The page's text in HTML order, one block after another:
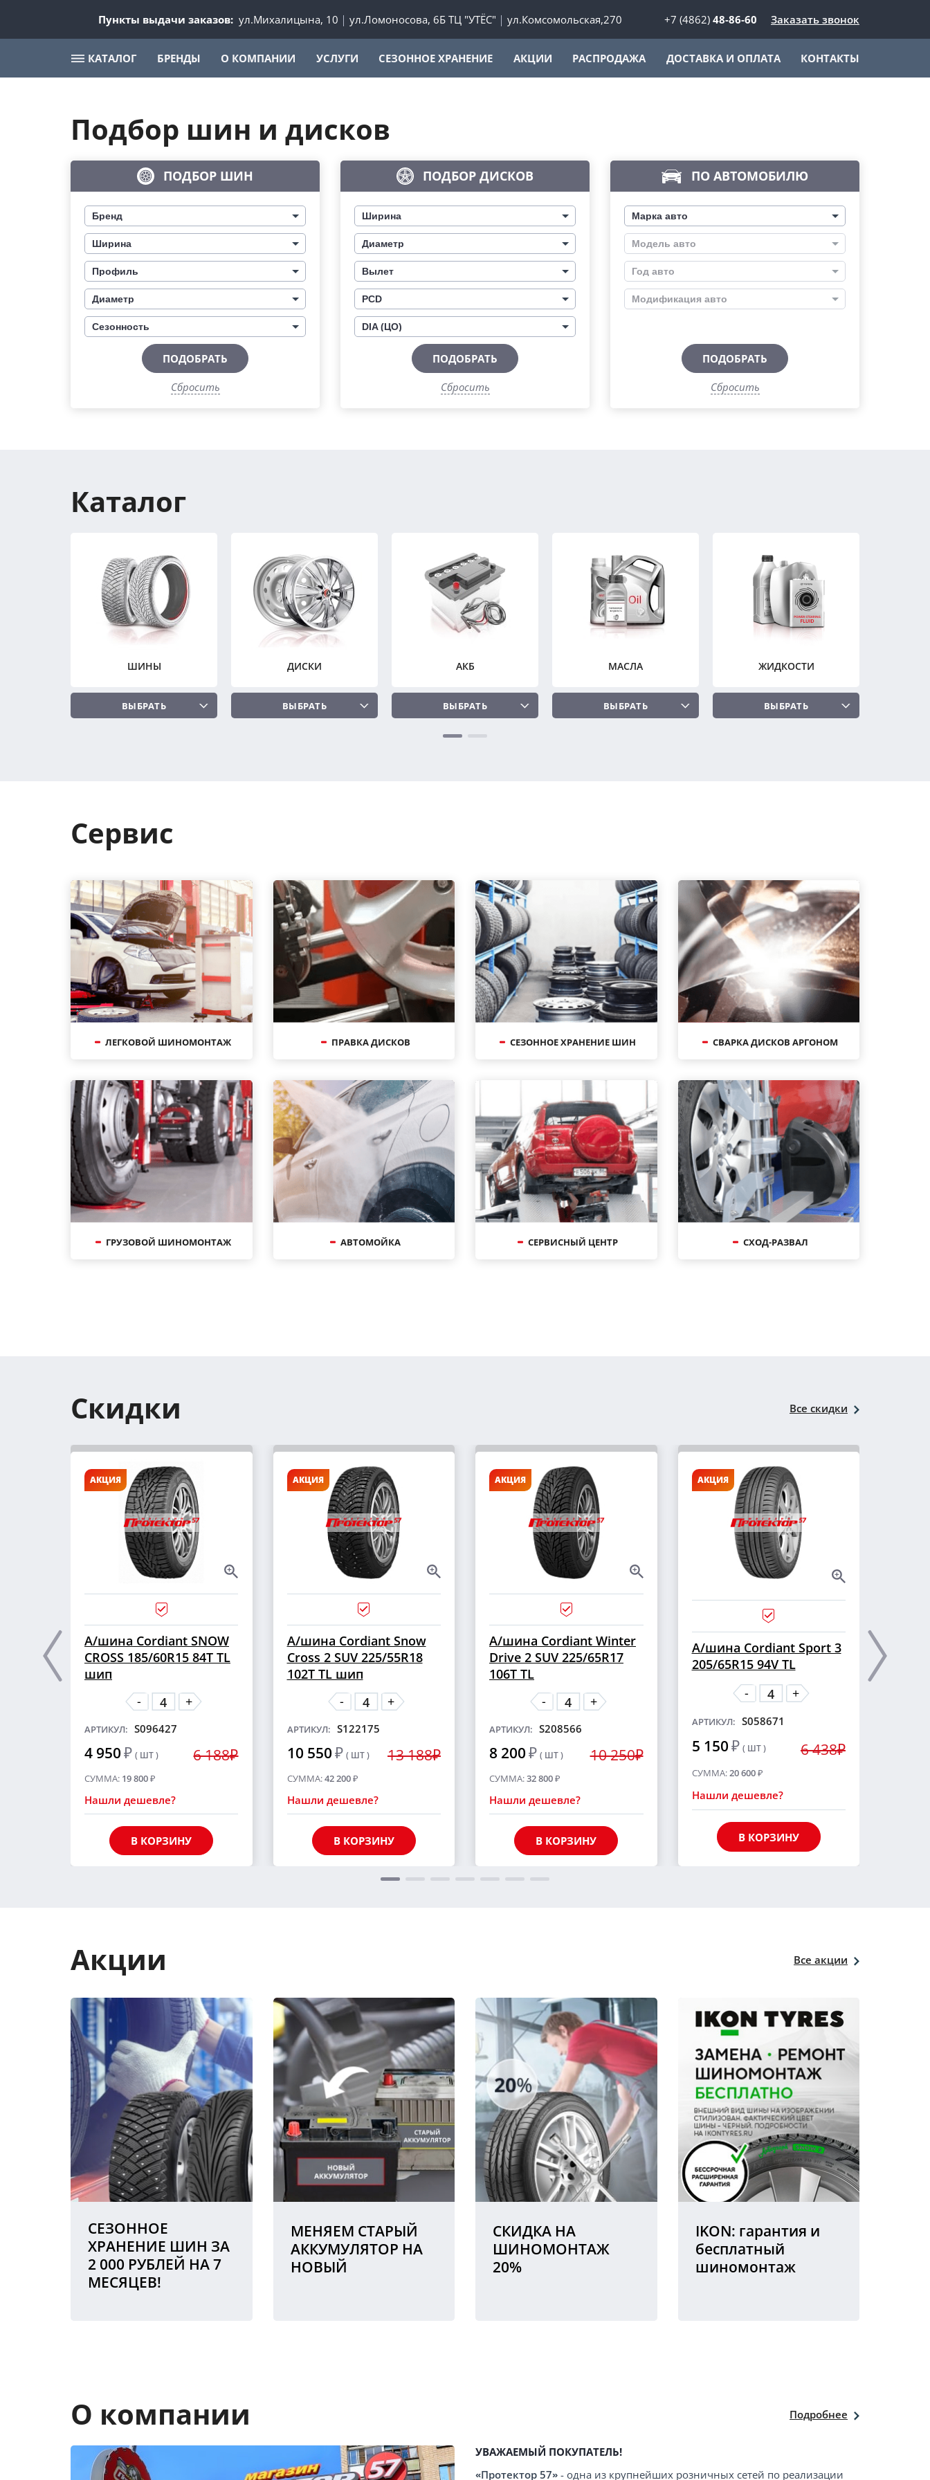
Пункты выдачи заказов: ул.Михалицына, 10 ул.Ломоносова, 6Б ТЦ "УТЁС" ул.Комсомольская,270 +7 (4862) 48-86-60 Заказать звонок
КАТАЛОГ БРЕНДЫ О КОМПАНИИ УСЛУГИ СЕЗОННОЕ ХРАНЕНИЕ АКЦИИ РАСПРОДАЖА ДОСТАВКА И ОПЛАТА КОНТАКТЫ
Подбор шин и дисков
ПОДБОР ШИН
Бренд
Ширина
Профиль
Диаметр
Сезонность
ПОДОБРАТЬ
Сбросить
ПОДБОР ДИСКОВ
Ширина
Диаметр
Вылет
PCD
DIA (ЦО)
ПОДОБРАТЬ
Сбросить
ПО АВТОМОБИЛЮ
Марка авто
Модель авто
Год авто
Модификация авто
ПОДОБРАТЬ
Сбросить
Каталог
ШИНЫ
ВЫБРАТЬ
ДИСКИ
ВЫБРАТЬ
АКБ
ВЫБРАТЬ
МАСЛА
ВЫБРАТЬ
ЖИДКОСТИ
ВЫБРАТЬ
Сервис
ЛЕГКОВОЙ ШИНОМОНТАЖ ПРАВКА ДИСКОВ СЕЗОННОЕ ХРАНЕНИЕ ШИН СВАРКА ДИСКОВ АРГОНОМ
ГРУЗОВОЙ ШИНОМОНТАЖ АВТОМОЙКА СЕРВИСНЫЙ ЦЕНТР СХОД-РАЗВАЛ
Скидки Все скидки
АКЦИЯ
А/шина Cordiant SNOW
CROSS 185/60R15 84T TL
шип
-
+
АРТИКУЛ: S096427
4 950₽ ( ШТ ) 6 188₽
СУММА: 19 800₽
Нашли дешевле?
В КОРЗИНУ
АКЦИЯ
А/шина Cordiant Snow
Cross 2 SUV 225/55R18
102T TL шип
-
+
АРТИКУЛ: S122175
10 550₽ ( ШТ ) 13 188₽
СУММА:42 200₽
Нашли дешевле?
В КОРЗИНУ
АКЦИЯ
А/шина Cordiant Winter
Drive 2 SUV 225/65R17
106T TL
-
+
АРТИКУЛ: S208566
8 200₽ ( ШТ ) 10 250₽
СУММА:32 800₽
Нашли дешевле?
В КОРЗИНУ
АКЦИЯ
А/шина Cordiant Sport 3
205/65R15 94V TL
-
+
АРТИКУЛ: S058671
5 150₽ ( ШТ ) 6 438₽
СУММА: 20 600₽
Нашли дешевле?
В КОРЗИНУ
Акции Все акции
СЕЗОННОЕ
ХРАНЕНИЕ ШИН ЗА
2 000 РУБЛЕЙ НА 7
МЕСЯЦЕВ!
МЕНЯЕМ СТАРЫЙ
АККУМУЛЯТОР НА
НОВЫЙ
СКИДКА НА
ШИНОМОНТАЖ
20%
IKON: гарантия и
бесплатный
шиномонтаж
О компании Подробнее
УВАЖАЕМЫЙ ПОКУПАТЕЛЬ!
«Протектор 57» - одна из крупнейших розничных сетей по реализации